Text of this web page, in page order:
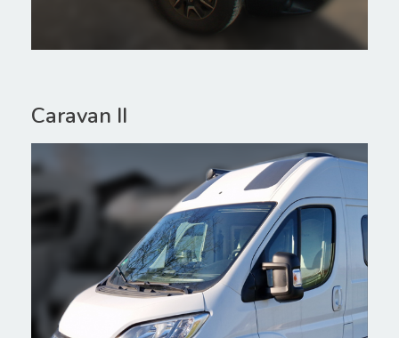
Caravan II